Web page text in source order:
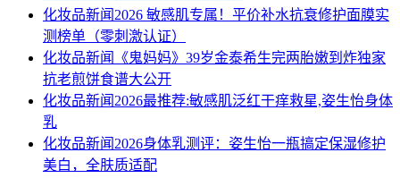
化妆品新闻2026 敏感肌专属！平价补水抗衰修护面膜实
测榜单（零刺激认证）
化妆品新闻
《鬼妈妈》39岁金泰希生完两胎嫩到炸独家
抗老煎饼食谱大公开
化妆品新闻2026最推荐:敏感肌泛红干痒救星,姿生怡身体
乳
化妆品新闻2026身体乳测评：姿生怡一瓶搞定保湿修护
美白，全肤质适配